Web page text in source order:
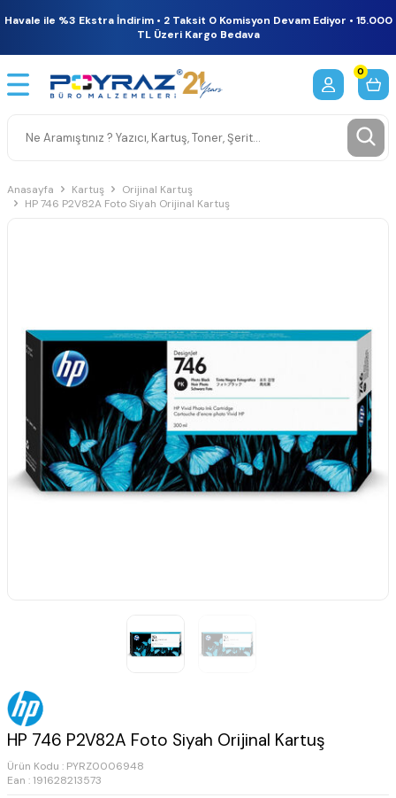
Havale ile %3 Ekstra İndirim • 2 Taksit 0 Komisyon Devam Ediyor • 15.000
TL Üzeri Kargo Bedava
0
Anasayfa Kartuş
Orijinal Kartuş
HP 746 P2V82A Foto Siyah Orijinal Kartuş
HP 746 P2V82A Foto Siyah Orijinal Kartuş
Ürün Kodu : PYRZ0006948
Ean : 191628213573